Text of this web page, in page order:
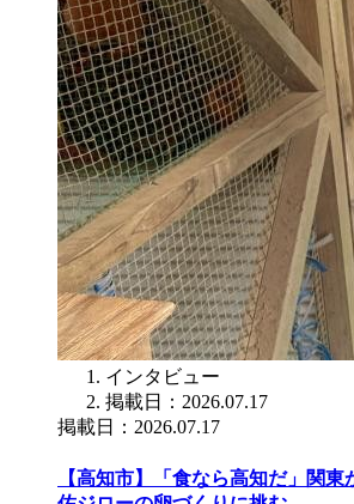
インタビュー
掲載日：2026.07.17
掲載日：2026.07.17
【高知市】「食なら高知だ」関